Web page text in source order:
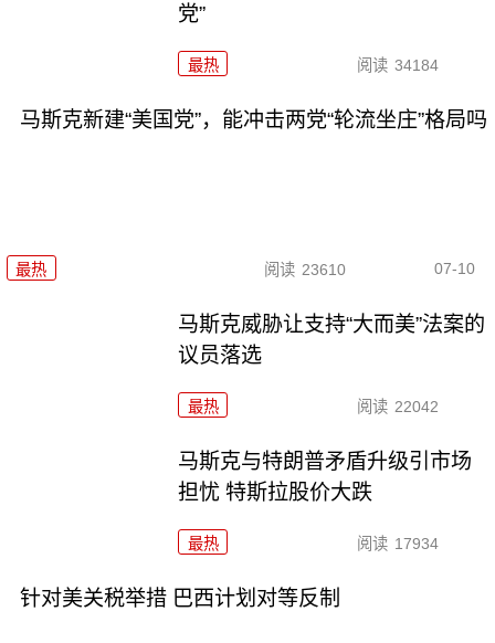
党”
最热 阅读 34184
马斯克新建“美国党”，能冲击两党“轮流坐庄”格局吗
最热 阅读 23610 07-10
马斯克威胁让支持“大而美”法案的
议员落选
最热 阅读 22042
马斯克与特朗普矛盾升级引市场
担忧 特斯拉股价大跌
最热 阅读 17934
针对美关税举措 巴西计划对等反制